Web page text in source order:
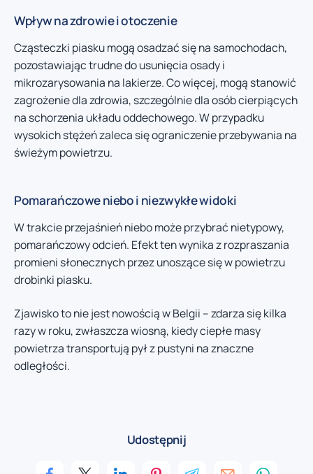
Wpływ na zdrowie i otoczenie
Cząsteczki piasku mogą osadzać się na samochodach,
pozostawiając trudne do usunięcia osady i
mikrozarysowania na lakierze. Co więcej, mogą stanowić
zagrożenie dla zdrowia, szczególnie dla osób cierpiących
na schorzenia układu oddechowego. W przypadku
wysokich stężeń zaleca się ograniczenie przebywania na
świeżym powietrzu.
Pomarańczowe niebo i niezwykłe widoki
W trakcie przejaśnień niebo może przybrać nietypowy,
pomarańczowy odcień. Efekt ten wynika z rozpraszania
promieni słonecznych przez unoszące się w powietrzu
drobinki piasku.
Zjawisko to nie jest nowością w Belgii – zdarza się kilka
razy w roku, zwłaszcza wiosną, kiedy ciepłe masy
powietrza transportują pył z pustyni na znaczne
odległości.
Udostępnij